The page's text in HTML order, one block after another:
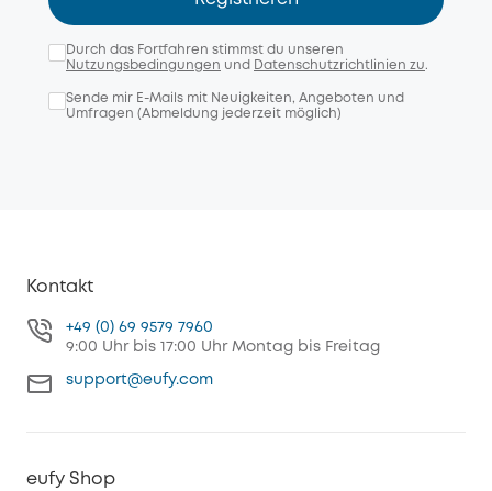
Durch das Fortfahren stimmst du unseren
Nutzungsbedingungen und Datenschutzrichtlinien zu.
Sende mir E-Mails mit Neuigkeiten, Angeboten und
Umfragen (Abmeldung jederzeit möglich)
Kontakt
+49 (0) 69 9579 7960
9:00 Uhr bis 17:00 Uhr Montag bis Freitag
support@eufy.com
eufy Shop